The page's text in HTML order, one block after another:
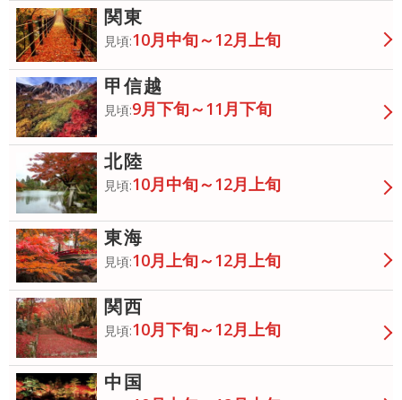
関東
見頃:10月中旬～12月上旬
甲信越
見頃:9月下旬～11月下旬
北陸
見頃:10月中旬～12月上旬
東海
見頃:10月上旬～12月上旬
関西
見頃:10月下旬～12月上旬
中国